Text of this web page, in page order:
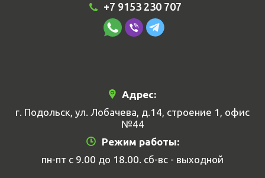
+7 9153 230 707
Адрес:
г. Подольск, ул. Лобачева, д.14, строение 1, офис
№44
Режим работы:
пн-пт с 9.00 до 18.00. сб-вс - выходной